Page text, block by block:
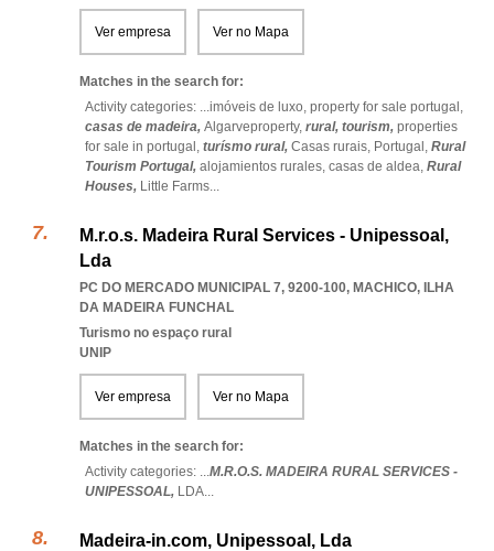
Ver empresa Ver no Mapa
Matches in the search for:
Activity categories: ...imóveis de luxo, property for sale portugal,
casas de madeira, Algarveproperty, rural, tourism, properties
for sale in portugal, turísmo rural, Casas rurais, Portugal, Rural
Tourism Portugal, alojamientos rurales, casas de aldea, Rural
Houses, Little Farms...
M.r.o.s. Madeira Rural Services - Unipessoal,
Lda
PC DO MERCADO MUNICIPAL 7, 9200-100, MACHICO, ILHA
DA MADEIRA FUNCHAL
Turismo no espaço rural
UNIP
Ver empresa Ver no Mapa
Matches in the search for:
Activity categories: ...M.R.O.S. MADEIRA RURAL SERVICES -
UNIPESSOAL, LDA...
Madeira-in.com, Unipessoal, Lda